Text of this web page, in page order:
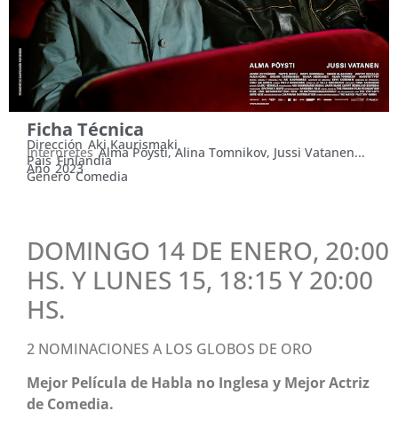
Ficha Técnica
Dirección Aki Kaurismaki
Intérpretes Alma Pöysti, Alina Tomnikov, Jussi Vatanen...
País Finlandia
Año 2023
Género Comedia
DOMINGO 14 DE ENERO, 20:00
HS. Y LUNES 15, 18:15 Y 20:00
HS.
2 NOMINACIONES A LOS GLOBOS DE ORO
Mejor Película de Habla no Inglesa y Mejor Actriz
de Comedia.